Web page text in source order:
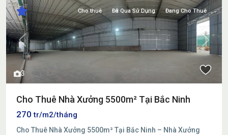
3
Previous Next
Cho thuê Đã Qua Sử Dụng Đang Cho Thuê
Cho Thuê Nhà Xưởng 5500m² Tại Bắc Ninh
270tr/m2/tháng
Cho Thuê Nhà Xưởng 5500m² Tại Bắc Ninh – Nhà Xưởng